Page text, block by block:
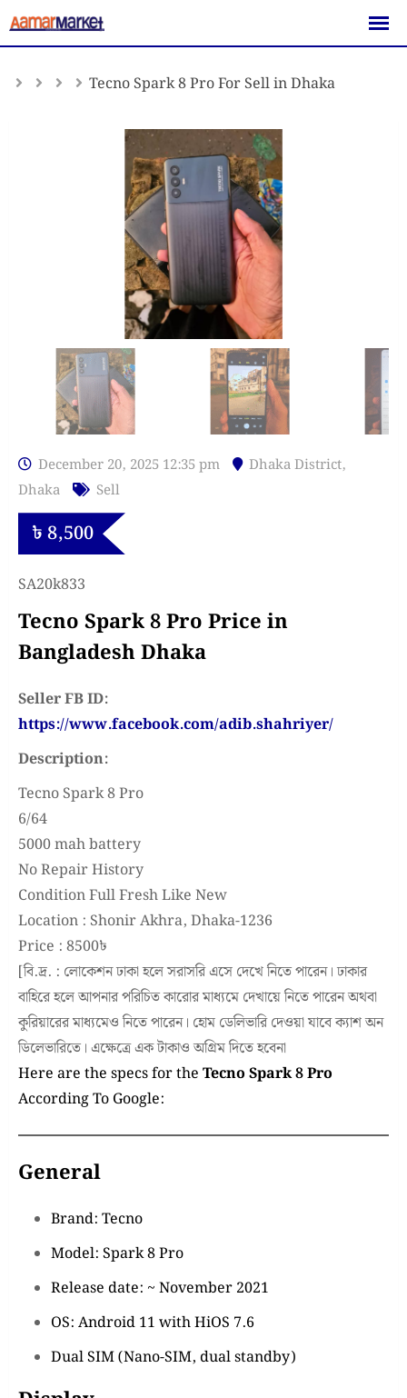
Skip
to
Tecno Spark 8 Pro For Sell in Dhaka
December 20, 2025 12:35 pm Dhaka District,
Dhaka
Sell
৳8,500
SA20k833
Tecno Spark 8 Pro Price in
Bangladesh Dhaka
Seller FB ID:
https://www.facebook.com/adib.shahriyer/
Description:
Tecno Spark 8 Pro
6/64
5000 mah battery
No Repair History
Condition Full Fresh Like New
Location : Shonir Akhra, Dhaka-1236
Price : 8500৳
[বি.দ্র. : লোকেশন ঢাকা হলে সরাসরি এসে দেখে নিতে পারেন। ঢাকার
বাহিরে হলে আপনার পরিচিত কারোর মাধ্যমে দেখায়ে নিতে পারেন অথবা
কুরিয়ারের মাধ্যমেও নিতে পারেন। হোম ডেলিভারি দেওয়া যাবে ক্যাশ অন
ডিলেভারিতে। এক্ষেত্রে এক টাকাও অগ্রিম দিতে হবেনা
Here are the specs for the Tecno Spark 8 Pro
According To Google:
General
Brand: Tecno
Model: Spark 8 Pro
Release date: ~ November 2021
OS: Android 11 with HiOS 7.6
Dual SIM (Nano-SIM, dual standby)